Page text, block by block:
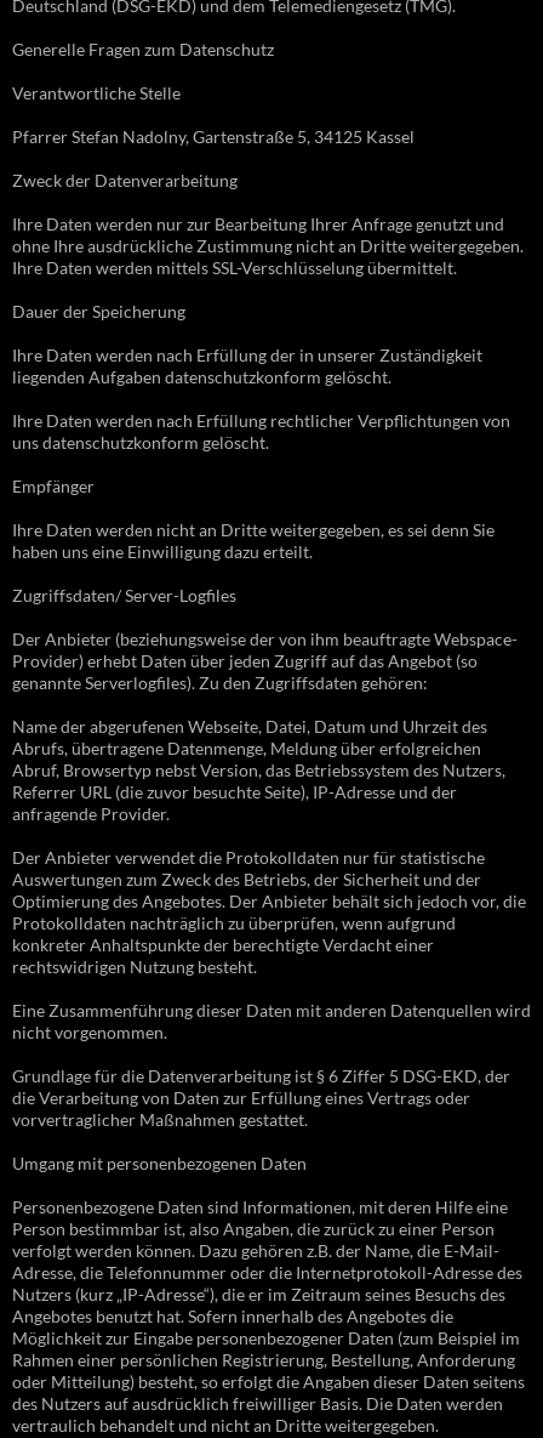
Deutschland (DSG-EKD) und dem Telemediengesetz (TMG).
Generelle Fragen zum Datenschutz
Verantwortliche Stelle
Pfarrer Stefan Nadolny, Gartenstraße 5, 34125 Kassel
Zweck der Datenverarbeitung
Ihre Daten werden nur zur Bearbeitung Ihrer Anfrage genutzt und
ohne Ihre ausdrückliche Zustimmung nicht an Dritte weitergegeben.
Ihre Daten werden mittels SSL-Verschlüsselung übermittelt.
Dauer der Speicherung
Ihre Daten werden nach Erfüllung der in unserer Zuständigkeit
liegenden Aufgaben datenschutzkonform gelöscht.
Ihre Daten werden nach Erfüllung rechtlicher Verpflichtungen von
uns datenschutzkonform gelöscht.
Empfänger
Ihre Daten werden nicht an Dritte weitergegeben, es sei denn Sie
haben uns eine Einwilligung dazu erteilt.
Zugriffsdaten/ Server-Logfiles
Der Anbieter (beziehungsweise der von ihm beauftragte Webspace-
Provider) erhebt Daten über jeden Zugriff auf das Angebot (so
genannte Serverlogfiles). Zu den Zugriffsdaten gehören:
Name der abgerufenen Webseite, Datei, Datum und Uhrzeit des
Abrufs, übertragene Datenmenge, Meldung über erfolgreichen
Abruf, Browsertyp nebst Version, das Betriebssystem des Nutzers,
Referrer URL (die zuvor besuchte Seite), IP-Adresse und der
anfragende Provider.
Der Anbieter verwendet die Protokolldaten nur für statistische
Auswertungen zum Zweck des Betriebs, der Sicherheit und der
Optimierung des Angebotes. Der Anbieter behält sich jedoch vor, die
Protokolldaten nachträglich zu überprüfen, wenn aufgrund
konkreter Anhaltspunkte der berechtigte Verdacht einer
rechtswidrigen Nutzung besteht.
Eine Zusammenführung dieser Daten mit anderen Datenquellen wird
nicht vorgenommen.
Grundlage für die Datenverarbeitung ist § 6 Ziffer 5 DSG-EKD, der
die Verarbeitung von Daten zur Erfüllung eines Vertrags oder
vorvertraglicher Maßnahmen gestattet.
Umgang mit personenbezogenen Daten
Personenbezogene Daten sind Informationen, mit deren Hilfe eine
Person bestimmbar ist, also Angaben, die zurück zu einer Person
verfolgt werden können. Dazu gehören z.B. der Name, die E-Mail-
Adresse, die Telefonnummer oder die Internetprotokoll-Adresse des
Nutzers (kurz „IP-Adresse“), die er im Zeitraum seines Besuchs des
Angebotes benutzt hat. Sofern innerhalb des Angebotes die
Möglichkeit zur Eingabe personenbezogener Daten (zum Beispiel im
Rahmen einer persönlichen Registrierung, Bestellung, Anforderung
oder Mitteilung) besteht, so erfolgt die Angaben dieser Daten seitens
des Nutzers auf ausdrücklich freiwilliger Basis. Die Daten werden
vertraulich behandelt und nicht an Dritte weitergegeben.